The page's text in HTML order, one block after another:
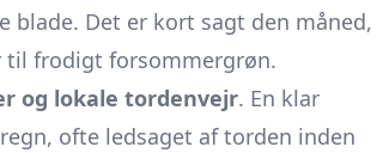
blade. Det er kort sagt den måned,
til frodigt forsommergrøn.
og lokale tordenvejr. En klar
ofte ledsaget af torden inden